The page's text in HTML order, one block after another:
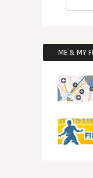
ME & MY